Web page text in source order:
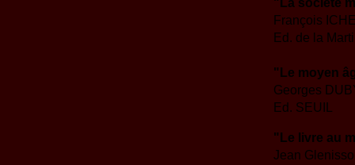
"La société
François
Ed. de la
"Le moyen
Georges
Ed. SEUIL
"Le livre au
Jean